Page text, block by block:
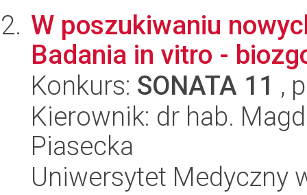
W poszukiwaniu
Badania in vitro -
Konkurs: SONATA 11 ,
Kierownik: dr hab.
Piasecka
Uniwersytet Medyczny